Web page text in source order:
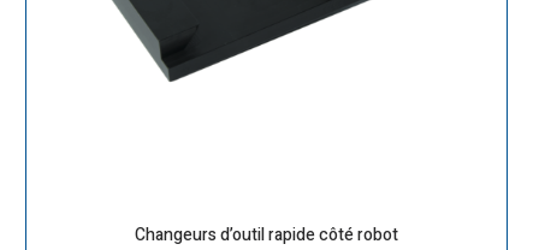
Changeurs d’outil rapide côté robot